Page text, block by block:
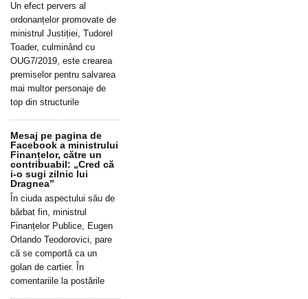
Un efect pervers al
ordonanțelor promovate de
ministrul Justiției, Tudorel
Toader, culminând cu
OUG7/2019, este crearea
premiselor pentru salvarea
mai multor personaje de
top din structurile
Mesaj pe pagina de
Facebook a ministrului
Finanțelor, către un
contribuabil: „Cred că
i-o sugi zilnic lui
Dragnea”
În ciuda aspectului său de
bărbat fin, ministrul
Finanțelor Publice, Eugen
Orlando Teodorovici, pare
că se comportă ca un
golan de cartier. În
comentariile la postările